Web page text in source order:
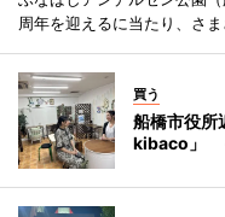
周年を迎えるに当たり、さ
買う
船橋市役所
kibaco」